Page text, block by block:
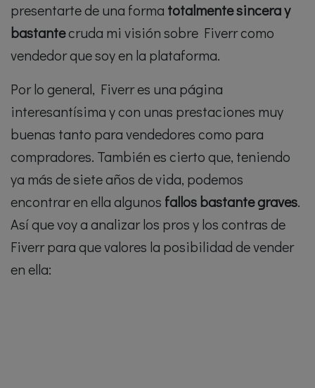
presentarte de una forma totalmente sincera y
bastantecruda mi visión sobre Fiverr como
vendedor que soy en la plataforma.
Por lo general, Fiverr es una página
interesantísima y con unas prestaciones muy
buenas tanto para vendedores como para
compradores. También es cierto que, teniendo
ya más de siete años de vida, podemos
encontrar en ella algunos fallos bastante graves.
Así que voy a analizar los pros y los contras de
Fiverr para que valores la posibilidad de vender
en ella: